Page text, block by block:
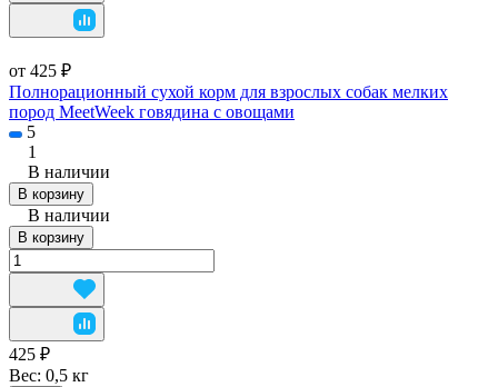
от 425 ₽
Полнорационный сухой корм для взрослых собак мелких
пород MeetWeek говядина с овощами
5
1
В наличии
В корзину
В наличии
В корзину
425 ₽
Вес: 0,5 кг